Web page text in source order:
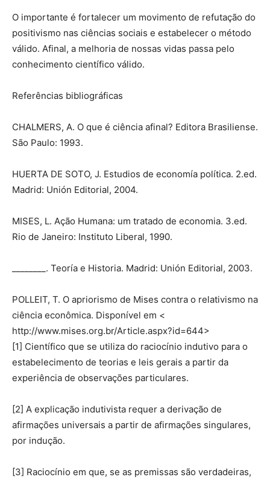
O importante é fortalecer um movimento de refutação do
positivismo nas ciências sociais e estabelecer o método
válido. Afinal, a melhoria de nossas vidas passa pelo
conhecimento científico válido.
Referências bibliográficas
CHALMERS, A. O que é ciência afinal? Editora Brasiliense.
São Paulo: 1993.
HUERTA DE SOTO, J. Estudios de economía política. 2.ed.
Madrid: Unión Editorial, 2004.
MISES, L. Ação Humana: um tratado de economia. 3.ed.
Rio de Janeiro: Instituto Liberal, 1990.
________. Teoría e Historia. Madrid: Unión Editorial, 2003.
POLLEIT, T. O apriorismo de Mises contra o relativismo na
ciência econômica. Disponível em <
http://www.mises.org.br/Article.aspx?id=644>
[1] Científico que se utiliza do raciocínio indutivo para o
estabelecimento de teorias e leis gerais a partir da
experiência de observações particulares.
[2] A explicação indutivista requer a derivação de
afirmações universais a partir de afirmações singulares,
por indução.
[3] Raciocínio em que, se as premissas são verdadeiras,